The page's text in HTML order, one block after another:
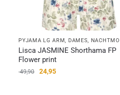
PYJAMA LG ARM DAMES
Lisca JASMINE Shorthama FP
Flower print
49,90 24,95